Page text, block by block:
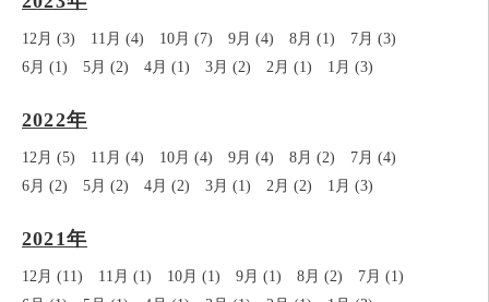
12月 (3) 11月 (4) 10月 (7) 9月 (4) 8月 (1)
7月 (3)
6月 (1)
5月 (2) 4月 (1) 3月 (2) 2月 (1) 1月 (3)
2022年
12月 (5) 11月 (4) 10月 (4) 9月 (4) 8月 (2)
7月 (4)
6月 (2)
5月 (2) 4月 (2) 3月 (1) 2月 (2) 1月 (3)
2021年
12月 (11) 11月 (1) 10月 (1) 9月 (1) 8月 (2)
7月 (1)